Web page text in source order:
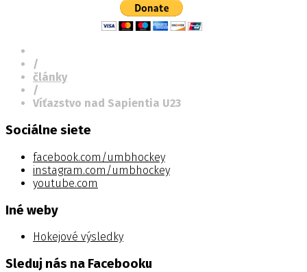
/
články
/
Víťazstvo nad Sapientia U23
Sociálne siete
facebook.com/umbhockey
instagram.com/umbhockey
youtube.com
Iné weby
Hokejové výsledky
Sleduj nás na Facebooku